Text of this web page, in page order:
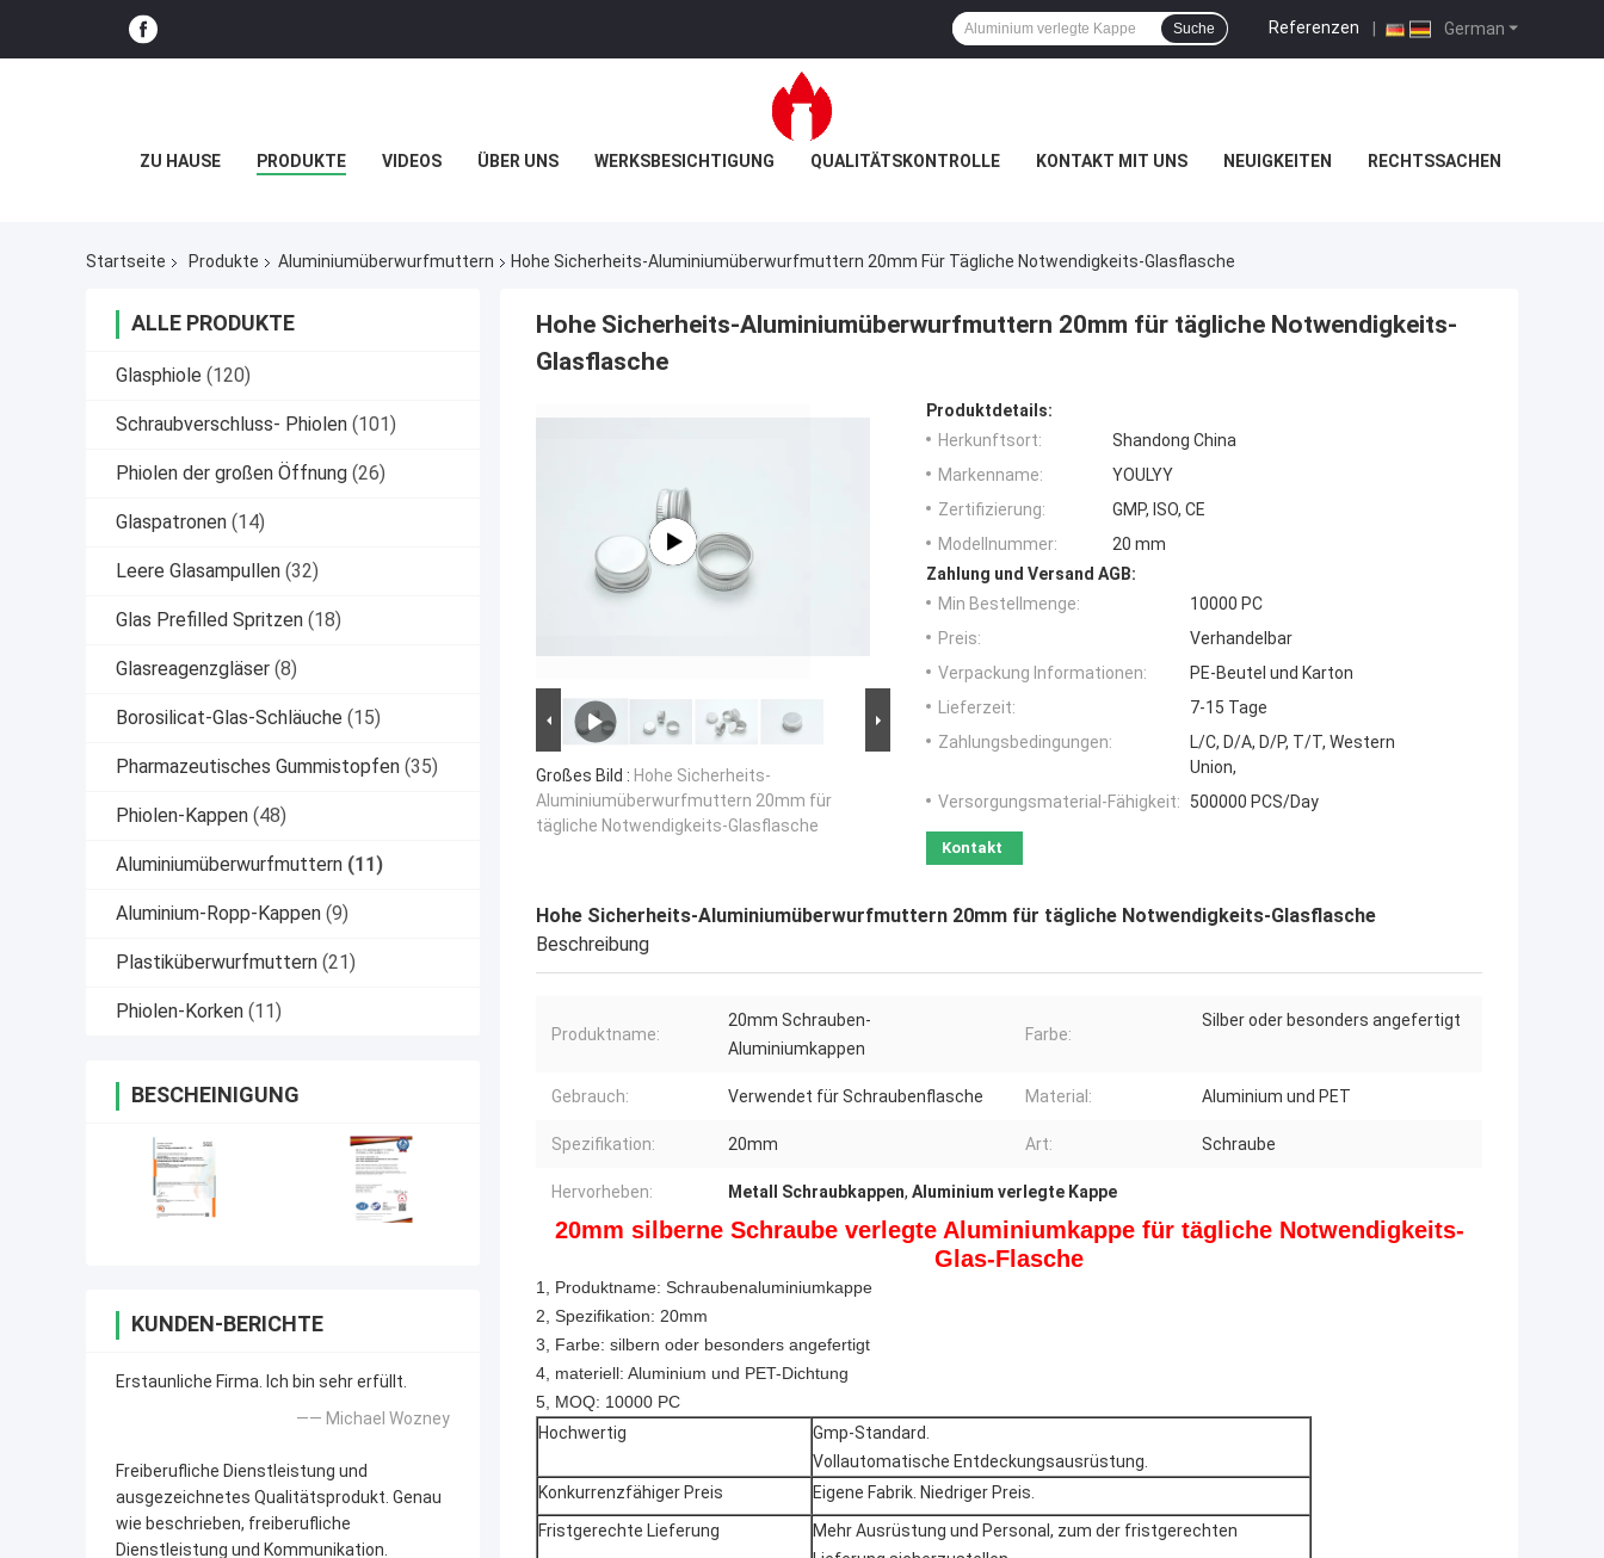
German
Referenzen |
Suche
ZU HAUSE PRODUKTE VIDEOS ÜBER UNS WERKSBESICHTIGUNG QUALITÄTSKONTROLLE KONTAKT MIT UNS NEUIGKEITEN RECHTSSACHEN
Startseite Produkte Aluminiumüberwurfmuttern Hohe Sicherheits-Aluminiumüberwurfmuttern 20mm Für Tägliche Notwendigkeits-Glasflasche
ALLE PRODUKTE
Glasphiole (120)
Schraubverschluss- Phiolen (101)
Phiolen der großen Öffnung (26)
Glaspatronen (14)
Leere Glasampullen (32)
Glas Prefilled Spritzen (18)
Glasreagenzgläser (8)
Borosilicat-Glas-Schläuche (15)
Pharmazeutisches Gummistopfen (35)
Phiolen-Kappen (48)
Aluminiumüberwurfmuttern (11)
Aluminium-Ropp-Kappen (9)
Plastiküberwurfmuttern (21)
Phiolen-Korken (11)
BESCHEINIGUNG
KUNDEN-BERICHTE
Erstaunliche Firma. Ich bin sehr erfüllt.
—— Michael Wozney
Freiberufliche Dienstleistung und
ausgezeichnetes Qualitätsprodukt. Genau
wie beschrieben, freiberufliche
Dienstleistung und Kommunikation.
Hohe Sicherheits-Aluminiumüberwurfmuttern 20mm für tägliche Notwendigkeits-
Glasflasche
Großes Bild : Hohe Sicherheits-
Aluminiumüberwurfmuttern 20mm für
tägliche Notwendigkeits-Glasflasche
Produktdetails:
Herkunftsort:
Shandong China
Markenname:
YOULYY
Zertifizierung:
GMP, ISO, CE
Modellnummer:
20 mm
Zahlung und Versand AGB:
Min Bestellmenge:
10000 PC
Preis:
Verhandelbar
Verpackung Informationen:
PE-Beutel und Karton
Lieferzeit:
7-15 Tage
Zahlungsbedingungen:
L/C, D/A, D/P, T/T, Western
Union,
Versorgungsmaterial-Fähigkeit:
500000 PCS/Day
Kontakt
Hohe Sicherheits-Aluminiumüberwurfmuttern 20mm für tägliche Notwendigkeits-Glasflasche
Beschreibung
Produktname:
20mm Schrauben-
Aluminiumkappen
Farbe:
Silber oder besonders angefertigt
Gebrauch: Verwendet für Schraubenflasche Material: Aluminium und PET
Spezifikation: 20mm Art: Schraube
Hervorheben: Metall Schraubkappen, Aluminium verlegte Kappe
20mm silberne Schraube verlegte Aluminiumkappe für tägliche Notwendigkeits-
Glas-Flasche
1, Produktname: Schraubenaluminiumkappe
2, Spezifikation: 20mm
3, Farbe: silbern oder besonders angefertigt
4, materiell: Aluminium und PET-Dichtung
5, MOQ: 10000 PC
Hochwertig
Gmp-Standard.
Vollautomatische Entdeckungsausrüstung.
Konkurrenzfähiger Preis
Eigene Fabrik. Niedriger Preis.
Fristgerechte Lieferung
Mehr Ausrüstung und Personal, zum der fristgerechten